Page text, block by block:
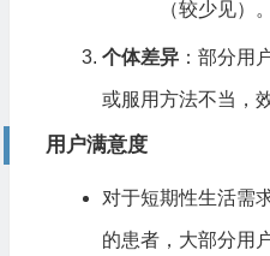
（较少见）。
个体差异：部分用
或服用方法不当，
用户满意度
对于短期性生活需
的患者，大部分用